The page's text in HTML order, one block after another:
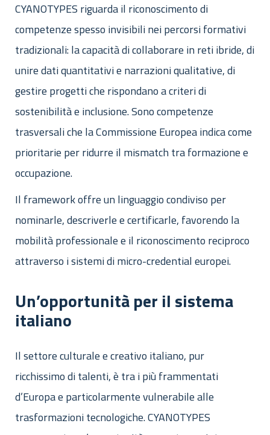
CYANOTYPES riguarda il riconoscimento di
competenze spesso invisibili nei percorsi formativi
tradizionali: la capacità di collaborare in reti ibride, di
unire dati quantitativi e narrazioni qualitative, di
gestire progetti che rispondano a criteri di
sostenibilità e inclusione. Sono competenze
trasversali che la Commissione Europea indica come
prioritarie per ridurre il mismatch tra formazione e
occupazione.
Il framework offre un linguaggio condiviso per
nominarle, descriverle e certificarle, favorendo la
mobilità professionale e il riconoscimento reciproco
attraverso i sistemi di micro-credential europei.
Un’opportunità per il sistema
italiano
Il settore culturale e creativo italiano, pur
ricchissimo di talenti, è tra i più frammentati
d’Europa e particolarmente vulnerabile alle
trasformazioni tecnologiche. CYANOTYPES